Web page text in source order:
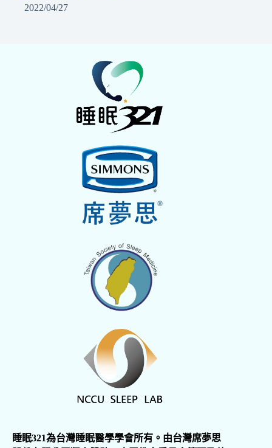
2022/04/27
睡眠321為台灣睡眠醫學學會所有。由台灣席夢思